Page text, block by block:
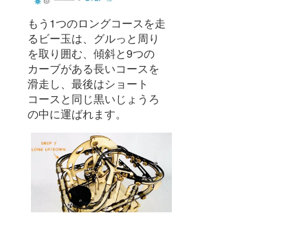
もう1つのロングコースを走
るビー玉は、グルっと周り
を取り囲む、傾斜と9つの
カーブがある長いコースを
滑走し、最後はショート
コースと同じ黒いじょうろ
の中に運ばれます。